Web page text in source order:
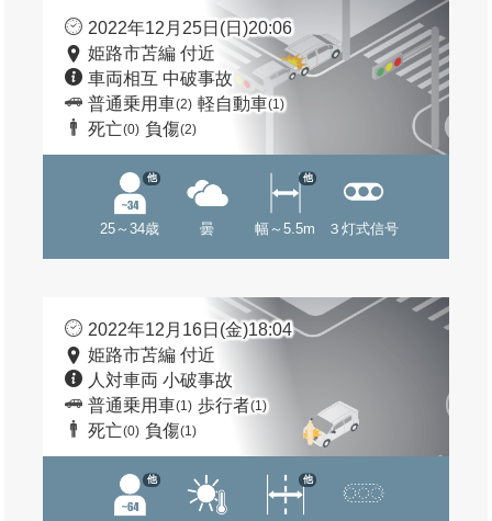
2022年12月25日(日)20:06
姫路市苫編 付近
車両相互 中破事故
普通乗用車(2) 軽自動車(1)
死亡(0) 負傷(2)
25～34歳
他
曇 幅～5.5m
他
３灯式信号
2022年12月16日(金)18:04
姫路市苫編 付近
人対車両 小破事故
普通乗用車(1) 歩行者(1)
死亡(0) 負傷(1)
他 他